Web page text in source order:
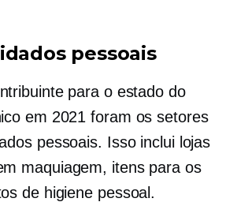
pessoais
para o estado do
em 2021 foram os setores
pessoais. Isso inclui lojas
maquiagem, itens para os
de higiene pessoal.